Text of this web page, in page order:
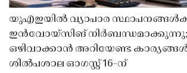
യുഎഇയിൽ വ്യാപാര
ഇൻവോയ്സിങ് നിർബന്ധമാക്കുന്നു;
ഒഴിവാക്കാൻ അറിയേണ്ട
ശിൽപശാല ഓഗസ്റ്റ് 16-ന്